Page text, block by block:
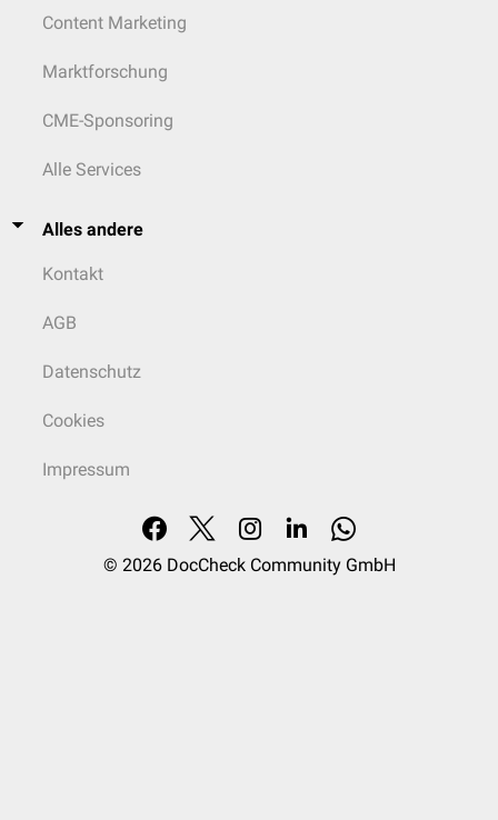
Content Marketing
Marktforschung
CME-Sponsoring
Alle Services
Alles andere
Kontakt
AGB
Datenschutz
Cookies
Impressum
© 2026 DocCheck Community GmbH